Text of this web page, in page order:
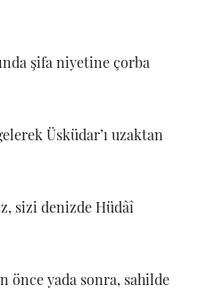
şifa niyetine çorba
Üsküdar’ı uzaktan
sizi denizde Hüdâî
önce yada sonra, sahilde